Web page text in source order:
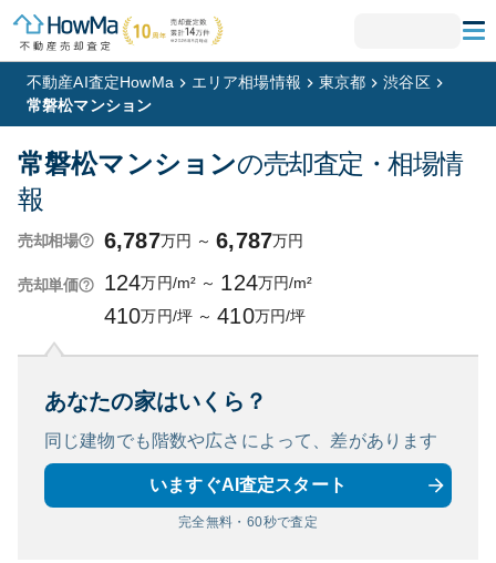
不動産AI査定HowMa エリア相場情報 東京都
渋谷区
常磐松マンション
常磐松マンションの売却査定・相場情
報
売却相場 6,787万円 ～ 6,787万円
売却単価 124万円/m² ～ 124万円/m²
410万円/坪 ～ 410万円/坪
あなたの家はいくら？
同じ建物でも階数や広さによって、 差があります
いますぐAI査定スタート
完全無料・60秒で査定